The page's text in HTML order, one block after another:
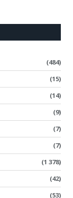
(484)
(15)
(14)
(9)
(7)
(7)
(1 378)
(42)
(53)